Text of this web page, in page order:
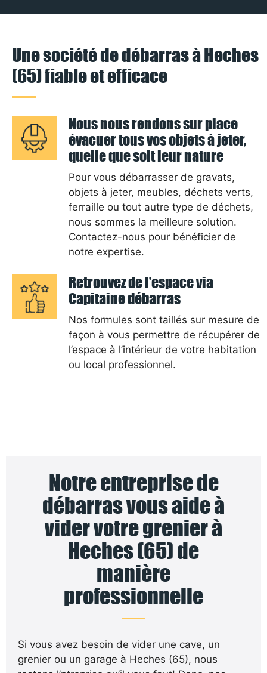
Une société de débarras à Heches
(65) fiable et efficace
Nous nous rendons sur place
évacuer tous vos objets à jeter,
quelle que soit leur nature
Pour vous débarrasser de gravats,
objets à jeter, meubles, déchets verts,
ferraille ou tout autre type de déchets,
nous sommes la meilleure solution.
Contactez-nous pour bénéficier de
notre expertise.
Retrouvez de l’espace via
Capitaine débarras
Nos formules sont taillés sur mesure de
façon à vous permettre de récupérer de
l’espace à l’intérieur de votre habitation
ou local professionnel.
Notre entreprise de
débarras vous aide à
vider votre grenier à
Heches (65) de
manière
professionnelle
Si vous avez besoin de vider une cave, un
grenier ou un garage à Heches (65), nous